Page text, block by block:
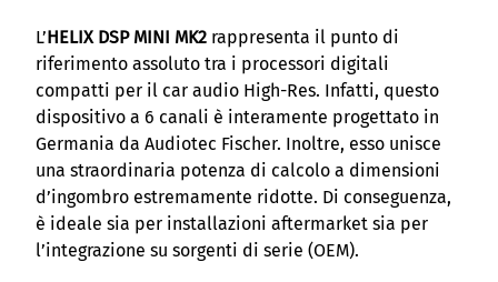
N
I
M
K
2
P
r
o
c
L’HELIX DSP MINI MK2 rappresenta il punto di
riferimento assoluto tra i processori digitali
compatti per il car audio High-Res. Infatti, questo
dispositivo a 6 canali è interamente progettato in
Germania da Audiotec Fischer. Inoltre, esso unisce
una straordinaria potenza di calcolo a dimensioni
d’ingombro estremamente ridotte. Di conseguenza,
è ideale sia per installazioni aftermarket sia per
l’integrazione su sorgenti di serie (OEM).